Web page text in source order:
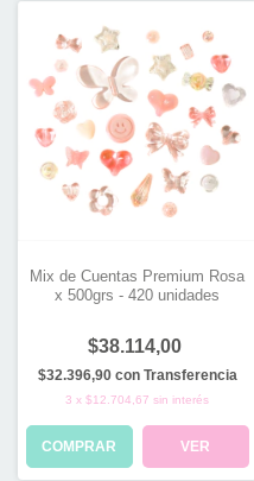
Mix de Cuentas Premium Rosa
x 500grs - 420 unidades
$38.114,00
$32.396,90 con Transferencia
3 x$12.704,67 sin interés
COMPRAR VER